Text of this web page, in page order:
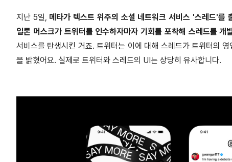
지난 5일, 메타가 텍스트 위주의 소셜 네트워크 서비스 '스레드'를
일론 머스크가 트위터를 인수하자마자 기회를 포착해 스레드를 개
서비스를 탄생시킨 거죠. 트위터는 이에 대해 스레드가 트위터의
을 밝혔어요. 실제로 트위터와 스레드의 UI는 상당히 유사합니 다.